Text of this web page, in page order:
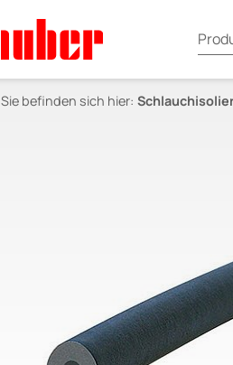
Sie befinden sich hier: